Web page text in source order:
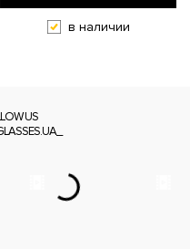
в наличии
US